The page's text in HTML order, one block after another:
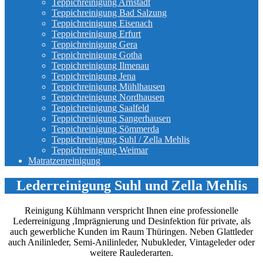
Teppichreinigung Arnstadt
Teppichreinigung Bad Salzung
Teppichreinigung Eisenach
Teppichreinigung Erfurt
Teppichreinigung Gera
Teppichreinigung Gotha
Teppichreinigung Ilmenau
Teppichreinigung Jena
Teppichreinigung Mühlhausen
Teppichreinigung Nordhausen
Teppichreinigung Saalfeld
Teppichreinigung Sangerhausen
Teppichreinigung Sömmerda
Teppichreinigung Suhl / Zella Mehlis
Teppichreinigung Weimar
Matratzenreinigung
Lederreinigung Suhl und Zella Mehlis
Reinigung Kühlmann verspricht Ihnen eine professionelle
Lederreinigung ,Imprägnierung und Desinfektion für private, als
auch gewerbliche Kunden im Raum Thüringen. Neben Glattleder
auch Anilinleder, Semi-Anilinleder, Nubukleder, Vintageleder oder
weitere Raulederarten.